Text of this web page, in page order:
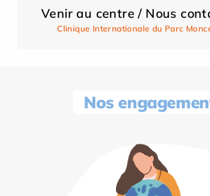
Venir au centre / Nous
Clinique Internationale du Parc
Nos